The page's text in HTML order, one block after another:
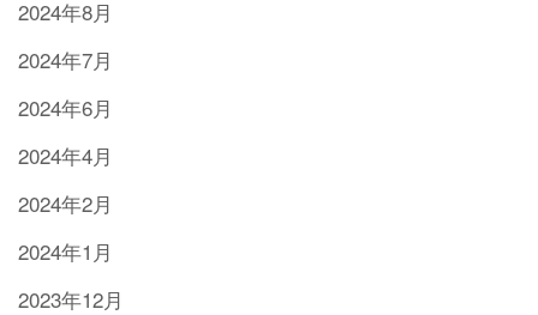
2024年8月
2024年7月
2024年6月
2024年4月
2024年2月
2024年1月
2023年12月